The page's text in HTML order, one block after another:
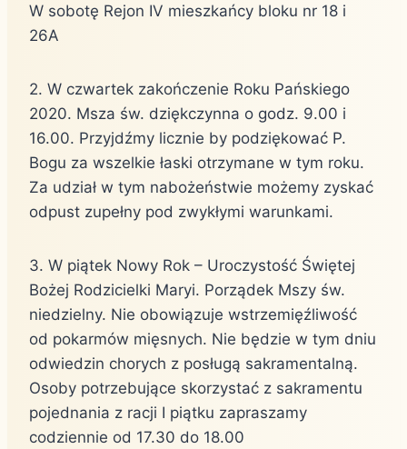
W sobotę Rejon IV mieszkańcy bloku nr 18 i
26A
2. W czwartek zakończenie Roku Pańskiego
2020. Msza św. dziękczynna o godz. 9.00 i
16.00. Przyjdźmy licznie by podziękować P.
Bogu za wszelkie łaski otrzymane w tym roku.
Za udział w tym nabożeństwie możemy zyskać
odpust zupełny pod zwykłymi warunkami.
3. W piątek Nowy Rok – Uroczystość Świętej
Bożej Rodzicielki Maryi. Porządek Mszy św.
niedzielny. Nie obowiązuje wstrzemięźliwość
od pokarmów mięsnych. Nie będzie w tym dniu
odwiedzin chorych z posługą sakramentalną.
Osoby potrzebujące skorzystać z sakramentu
pojednania z racji I piątku zapraszamy
codziennie od 17.30 do 18.00